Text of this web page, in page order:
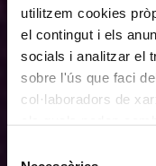
utilitzem cookies
el contingut i els
socials i analitzar el
sobre l'ús que faci
col·laboradors de